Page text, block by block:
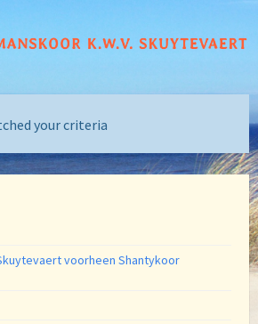
your criteria
voorheen Shantykoor